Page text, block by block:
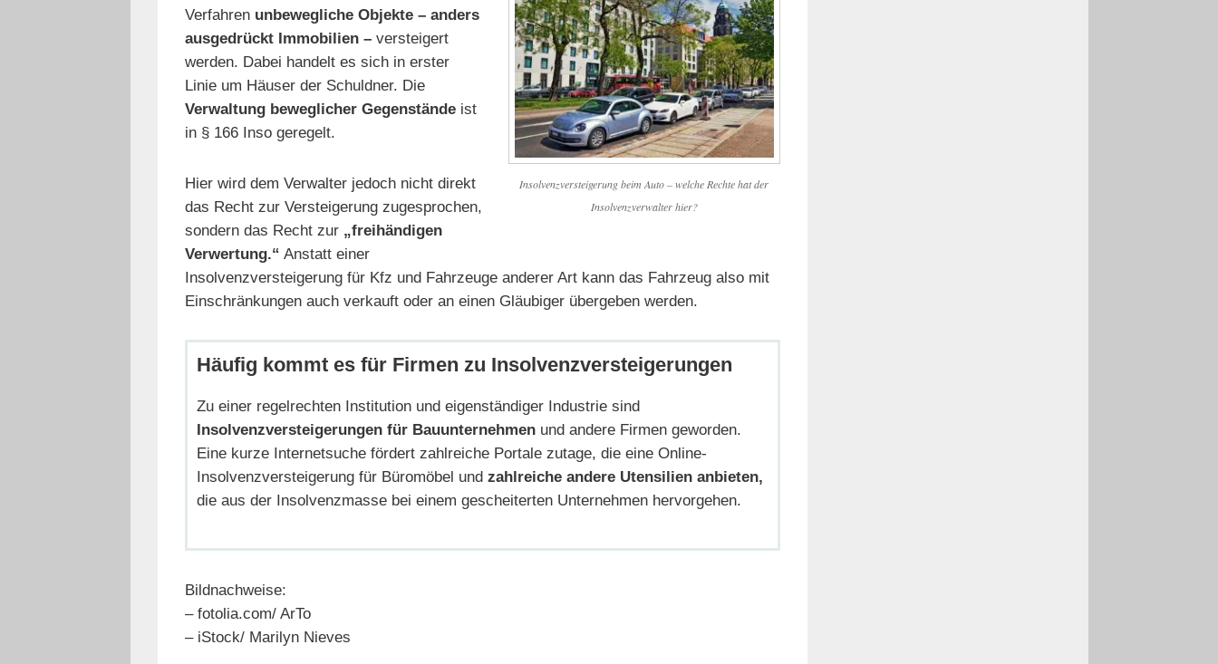
Insolvenzversteigerung beim Auto – welche Rechte hat der
Insolvenzverwalter hier?
Verfahren unbewegliche Objekte – anders
ausgedrückt Immobilien –versteigert
werden. Dabei handelt es sich in erster
Linie um Häuser der Schuldner. Die
Verwaltung beweglicher Gegenständeist
in § 166 Inso geregelt.
Hier wird dem Verwalter jedoch nicht direkt
das Recht zur Versteigerung zugesprochen,
sondern das Recht zur
„freihändigen
Verwertung.“ Anstatt einer
Insolvenzversteigerung für Kfz und Fahrzeuge anderer Art kann das Fahrzeug also mit
Einschränkungen auch verkauft oder an einen Gläubiger übergeben werden.
Häufig kommt es für Firmen zu Insolvenzversteigerungen
Zu einer regelrechten Institution und eigenständiger Industrie sind
Insolvenzversteigerungen für Bauunternehmenund andere Firmen geworden.
Eine kurze Internetsuche fördert zahlreiche Portale zutage, die eine Online-
Insolvenzversteigerung für Büromöbel und zahlreiche andere Utensilien anbieten,
die aus der Insolvenzmasse bei einem gescheiterten Unternehmen hervorgehen.
Bildnachweise:
– fotolia.com/ ArTo
– iStock/ Marilyn Nieves